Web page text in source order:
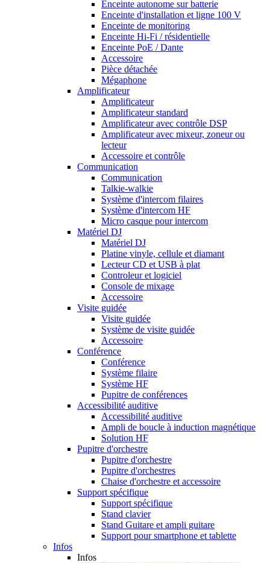
Enceinte autonome sur batterie
Enceinte d'installation et ligne 100 V
Enceinte de monitoring
Enceinte Hi-Fi / résidentielle
Enceinte PoE / Dante
Accessoire
Pièce détachée
Mégaphone
Amplificateur
Amplificateur
Amplificateur standard
Amplificateur avec contrôle DSP
Amplificateur avec mixeur, zoneur ou
lecteur
Accessoire et contrôle
Communication
Communication
Talkie-walkie
Système d'intercom filaires
Système d'intercom HF
Micro casque pour intercom
Matériel DJ
Matériel DJ
Platine vinyle, cellule et diamant
Lecteur CD et USB à plat
Controleur et logiciel
Console de mixage
Accessoire
Visite guidée
Visite guidée
Système de visite guidée
Accessoire
Conférence
Conférence
Système filaire
Système HF
Pupitre de conférences
Accessibilité auditive
Accessibilité auditive
Ampli de boucle à induction magnétique
Solution HF
Pupitre d'orchestre
Pupitre d'orchestre
Pupitre d'orchestres
Chaise d'orchestre et accessoire
Support spécifique
Support spécifique
Stand clavier
Stand Guitare et ampli guitare
Support pour smartphone et tablette
Infos
Infos